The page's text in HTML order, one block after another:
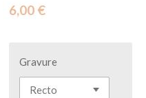
6,00 €
Gravure